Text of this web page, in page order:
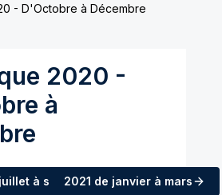
- D'Octobre à Décembre
2020 -
à
à septembre
2021 de janvier à mars